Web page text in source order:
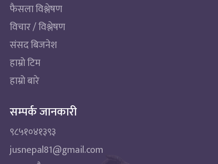
फैसला विश्लेषण
विचार / विश्लेषण
संसद बिजनेश
हाम्रो टिम
हाम्रो बारे
सम्पर्क जानकारी
९८५१०४१३९३
jusnepal81@gmail.com